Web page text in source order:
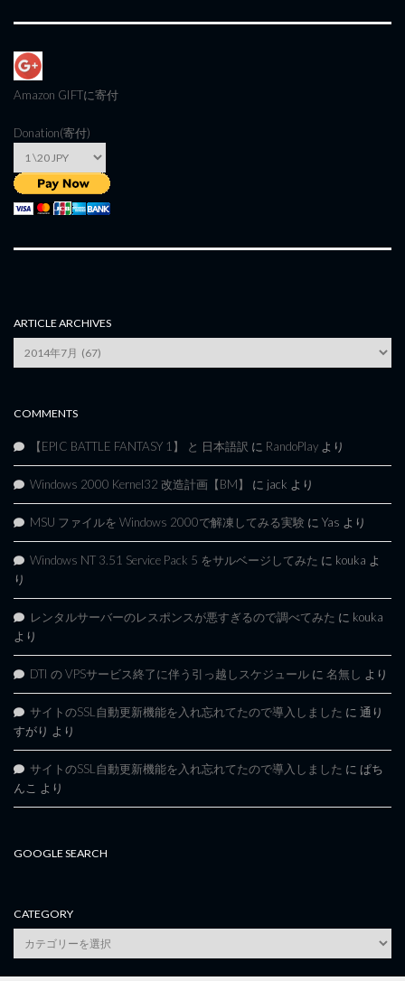
Amazon GIFTに寄付
Donation(寄付)
ARTICLE ARCHIVES
Article
Archives
COMMENTS
【EPIC BATTLE FANTASY 1】 と 日本語訳 に RandoPlay より
Windows 2000 Kernel32 改造計画【BM】 に jack より
MSU ファイルを Windows 2000で解凍してみる実験 に Yas より
Windows NT 3.51 Service Pack 5 をサルベージしてみた に kouka よ
り
レンタルサーバーのレスポンスが悪すぎるので調べてみた に kouka
より
DTI の VPSサービス終了に伴う引っ越しスケジュール に 名無し より
サイトのSSL自動更新機能を入れ忘れてたので導入しました に 通り
すがり より
サイトのSSL自動更新機能を入れ忘れてたので導入しました に ぱち
んこ より
GOOGLE SEARCH
CATEGORY
category